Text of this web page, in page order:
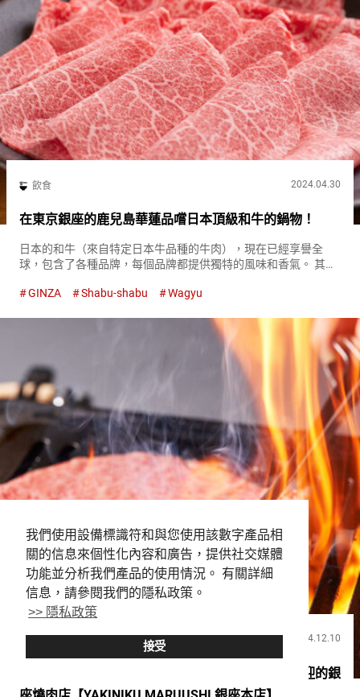
我們使用設備標識符和與您使用該數字產品相
關的信息來個性化內容和廣告，提供社交媒體
功能並分析我們產品的使用情況。 有關詳細
信息，請參閱我們的隱私政策。
>> 隱私政策
接受
飲食 2024.04.30
在東京銀座的鹿兒島華蓮品嚐日本頂級和牛的鍋物！
日本的和牛（來自特定日本牛品種的牛肉），現在已經享譽全
球，包含了各種品牌，每個品牌都提供獨特的風味和香氣。 其
品牌在評估全國各地和牛的比賽中獲得了日本最佳的...
GINZA Shabu-shabu Wagyu
2024.12.10
高品質黑毛和牛以合理的價格 在外國客人中受歡迎的銀